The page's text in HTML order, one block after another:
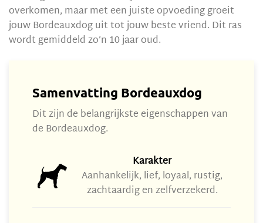
overkomen, maar met een juiste opvoeding groeit
jouw Bordeauxdog uit tot jouw beste vriend. Dit ras
wordt gemiddeld zo’n 10 jaar oud.
Samenvatting Bordeauxdog
Dit zijn de belangrijkste eigenschappen van
de Bordeauxdog.
Karakter
Aanhankelijk, lief, loyaal, rustig,
zachtaardig en zelfverzekerd.